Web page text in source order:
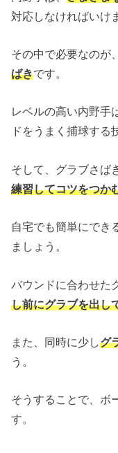
対応しなければいけ
その中で必要なのが
ばきです。
レベルの高い内野手
ドをうまく捕球する
そして、グラブさば
練習してコツをつか
自宅でも簡単にでき
ましょう。
バウンドに合わせた
し前にグラブを出し
また、同時に少しグ
う。
そうすることで、ボ
す。